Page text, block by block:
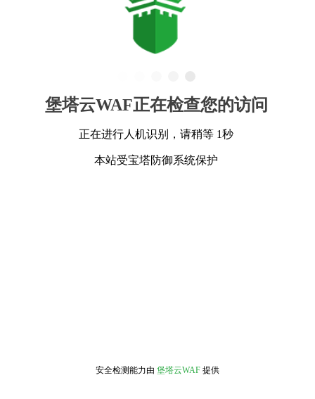
堡塔云WAF正在检查您的访问
正在进行人机识别，请稍等 1秒
本站受宝塔防御系统保护
安全检测能力由 堡塔云WAF 提供